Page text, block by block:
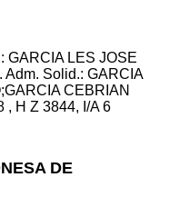
GARCIA LES JOSE
Adm. Solid.: GARCIA
CEBRIAN
, H Z 3844, I/A 6
DE